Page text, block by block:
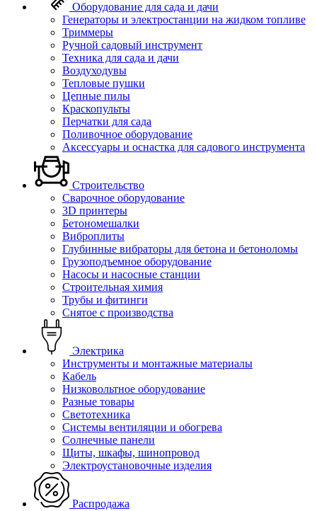
Оборудование для сада и дачи
Генераторы и электростанции на жидком топливе
Триммеры
Ручной садовый инструмент
Техника для сада и дачи
Воздуходувы
Тепловые пушки
Цепные пилы
Краскопульты
Перчатки для сада
Поливочное оборудование
Аксессуары и оснастка для садового инструмента
Строительство
Сварочное оборудование
3D принтеры
Бетономешалки
Виброплиты
Глубинные вибраторы для бетона и бетоноломы
Грузоподъемное оборудование
Насосы и насосные станции
Строительная химия
Трубы и фитинги
Снятое с производства
Электрика
Инструменты и монтажные материалы
Кабель
Низковольтное оборудование
Разные товары
Светотехника
Системы вентиляции и обогрева
Солнечные панели
Щиты, шкафы, шинопровод
Электроустановочные изделия
Распродажа